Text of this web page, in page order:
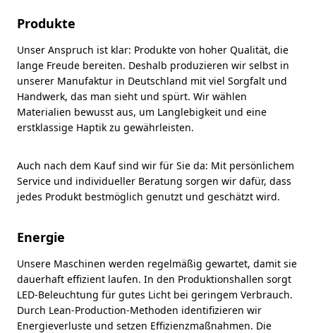
Produkte
Unser Anspruch ist klar: Produkte von hoher Qualität, die
lange Freude bereiten. Deshalb produzieren wir selbst in
unserer Manufaktur in Deutschland mit viel Sorgfalt und
Handwerk, das man sieht und spürt. Wir wählen
Materialien bewusst aus, um Langlebigkeit und eine
erstklassige Haptik zu gewährleisten.
Auch nach dem Kauf sind wir für Sie da: Mit persönlichem
Service und individueller Beratung sorgen wir dafür, dass
jedes Produkt bestmöglich genutzt und geschätzt wird.
Energie
Unsere Maschinen werden regelmäßig gewartet, damit sie
dauerhaft effizient laufen. In den Produktionshallen sorgt
LED-Beleuchtung für gutes Licht bei geringem Verbrauch.
Durch Lean-Production-Methoden identifizieren wir
Energieverluste und setzen Effizienzmaßnahmen. Die